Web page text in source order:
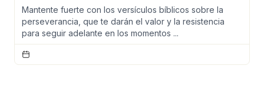
Mantente fuerte con los versículos bíblicos sobre la
perseverancia, que te darán el valor y la resistencia
para seguir adelante en los momentos ...